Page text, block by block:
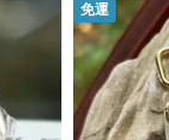
的珠寶研究中心工作5年
是市區的精品店和手工
免運